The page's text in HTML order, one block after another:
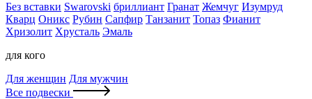
Без вставки Swarovski бриллиант Гранат Жемчуг Изумруд
Кварц Оникс Рубин Сапфир Танзанит Топаз Фианит
Хризолит Хрусталь Эмаль
для кого
Для женщин Для мужчин
Все подвески